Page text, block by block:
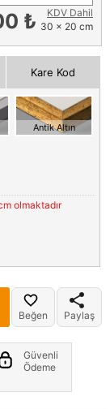
₺
KDV Dahil
30 x 20 cm
Kare Kod
Antik Altın
olmaktadır
Beğen Paylaş
Güvenli
Ödeme